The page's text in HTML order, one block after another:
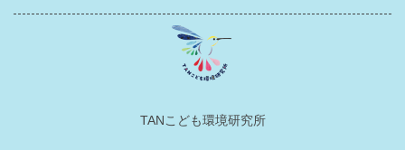
TANこども環境研究所